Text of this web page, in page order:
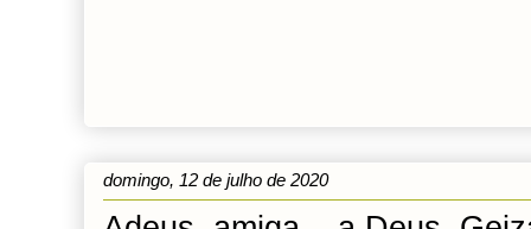
domingo, 12 de julho de 2020